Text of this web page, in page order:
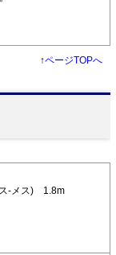
↑ページTOPへ
ス-メス) 1.8m